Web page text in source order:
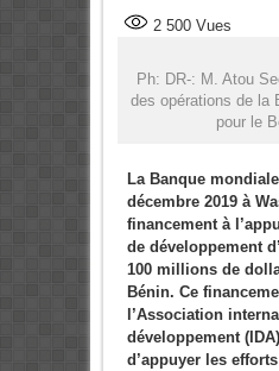
2 500Vues
Ph: DR-: M. Atou
des opérations de la
pour le
La Banque
décembre 2019 à
financement à
de développement
100 millions de
Bénin. Ce
l’Association
développement
d’appuyer les